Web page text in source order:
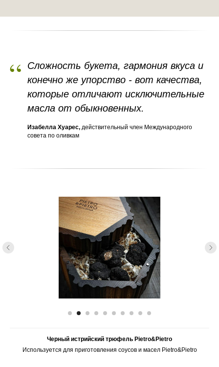
“
Сложность букета, гармония вкуса и
конечно же упорство - вот качества,
которые отличают исключительные
масла от обыкновенных.
Изабелла Хуарес, действительный член Международного
совета по оливкам
Дегустация оливкового масла San Antonio
Дегустация оливкового масла San Antonio на выставке в Нью-Йорке